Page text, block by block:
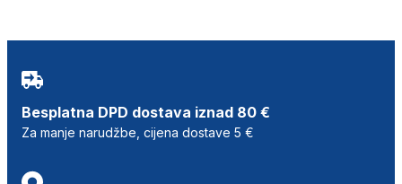
Besplatna DPD dostava iznad 80 €
Za manje narudžbe, cijena dostave 5 €